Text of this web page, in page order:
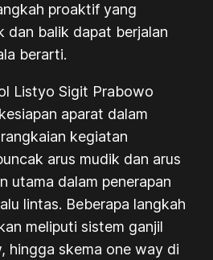
proaktif yang
dan balik dapat berjalan
berarti.
Listyo Sigit Prabowo
aparat dalam
kegiatan
arus mudik dan arus
utama dalam penerapan
lintas. Beberapa langkah
meliputi sistem ganjil
hingga skema one way di